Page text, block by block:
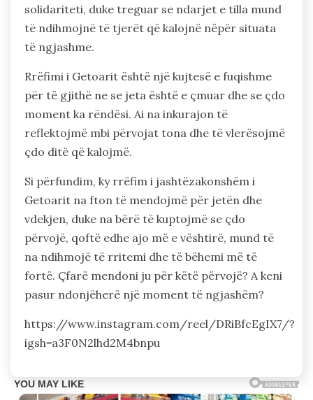
solidariteti, duke treguar se ndarjet e tilla mund
të ndihmojnë të tjerët që kalojnë nëpër situata
të ngjashme.
Rrëfimi i Getoarit është një kujtesë e fuqishme
për të gjithë ne se jeta është e çmuar dhe se çdo
moment ka rëndësi. Ai na inkurajon të
reflektojmë mbi përvojat tona dhe të vlerësojmë
çdo ditë që kalojmë.
Si përfundim, ky rrëfim i jashtëzakonshëm i
Getoarit na fton të mendojmë për jetën dhe
vdekjen, duke na bërë të kuptojmë se çdo
përvojë, qoftë edhe ajo më e vështirë, mund të
na ndihmojë të rritemi dhe të bëhemi më të
fortë. Çfarë mendoni ju për këtë përvojë? A keni
pasur ndonjëherë një moment të ngjashëm?
https://www.instagram.com/reel/DRiBfcEgIX7/?
igsh=a3F0N2lhd2M4bnpu